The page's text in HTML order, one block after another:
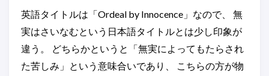
英語タイトルは「Ordeal by Innocence」なので、 無
実はさいなむという日本語タイトルとは少し印象が
違う。 どちらかというと「無実によってもたらされ
た苦しみ」という意味合いであり、 こちらの方が物